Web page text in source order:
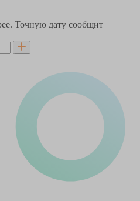
Точную дату сообщит